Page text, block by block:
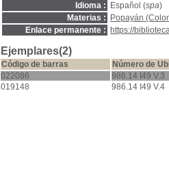
Idioma :
Español (spa)
Materias :
Popayán
Enlace permanente :
https://
Ejemplares(2)
Código de barras
Número de
022086
986.14 I49 V.3
019148
986.14 I49 V.4